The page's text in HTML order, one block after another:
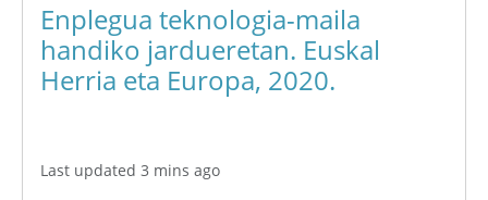
Enplegua teknologia-maila
handiko jardueretan. Euskal
Herria eta Europa, 2020.
Last updated 3 mins ago